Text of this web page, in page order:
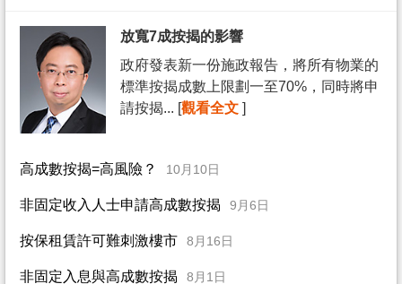
放寬7成按揭的影響
政府發表新一份施政報告，將所有物業的
標準按揭成數上限劃一至70%，同時將申
請按揭... [觀看全文 ]
高成數按揭=高風險？ 10月10日
非固定收入人士申請高成數按揭 9月6日
按保租賃許可難刺激樓市 8月16日
非固定入息與高成數按揭 8月1日